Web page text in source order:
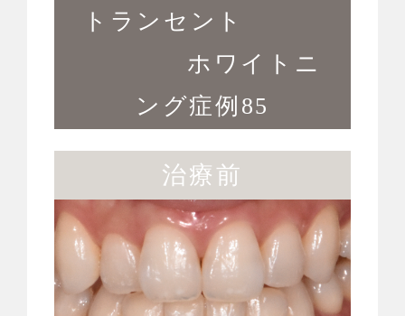
トランセント
ホワイトニ
ング症例85
治療前